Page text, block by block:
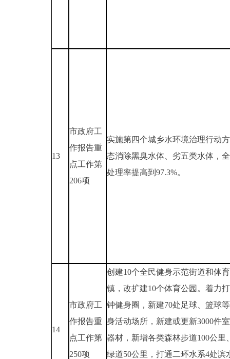
13
市政府工
作报告重
点工作第
206项
实施第四个城乡水环境治理行动
态消除黑臭水体、劣五类水体，
处理率提高到97.3%。
14
市政府工
作报告重
点工作第
250项
创建10个全民健身示范街道和体
镇，改扩建10个体育公园。着力
钟健身圈，新建70处足球、篮球
身活动场所，新建或更新3000件
器材，新增各类森林步道100公里
绿道50公里，打通二环水系4处滨